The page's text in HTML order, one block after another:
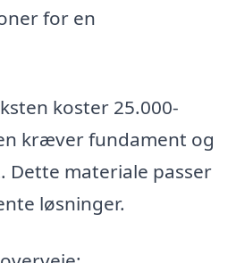
for en
koster 25.000-
kræver fundament og
Dette materiale passer
løsninger.